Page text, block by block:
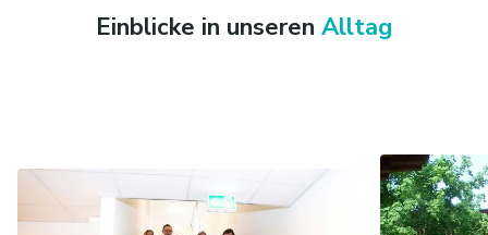
Einblicke in unseren Alltag